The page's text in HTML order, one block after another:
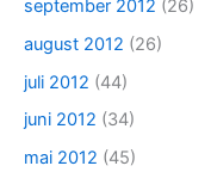
september 2012 (26)
august 2012 (26)
juli 2012 (44)
juni 2012 (34)
mai 2012 (45)